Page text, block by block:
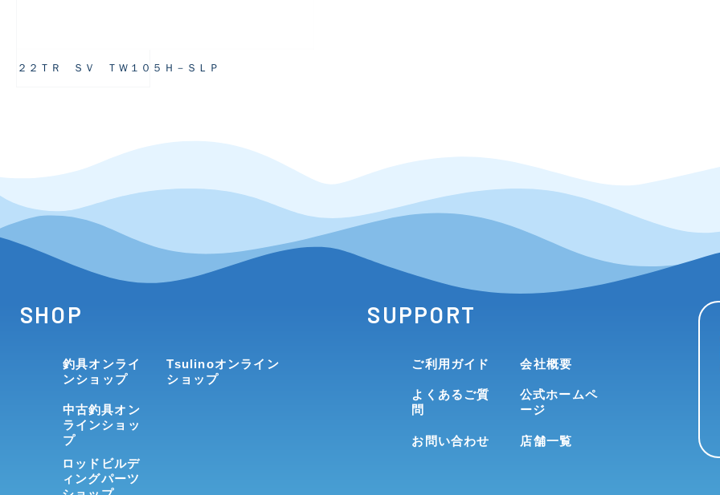
２２ＴＲ ＳＶ ＴＷ１０５Ｈ－ＳＬＰ
SHOP
釣具オンライ
ンショップ
中古釣具オン
ラインショッ
プ
ロッドビルデ
ィングパーツ
Tsulinoオンライン
ショップ
SUPPORT
ご利用ガイド
よくあるご質
問
お問い合わせ
会社概要
公式ホームペ
ージ
店舗一覧